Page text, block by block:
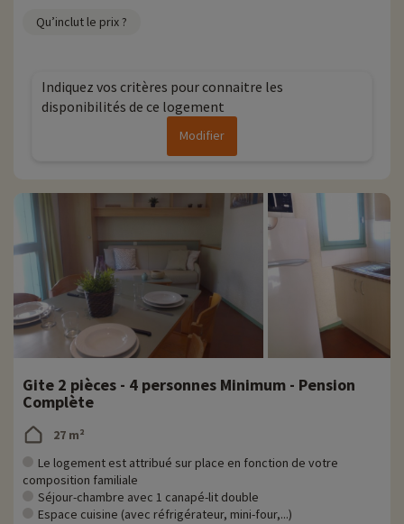
Qu’inclut le prix ?
Indiquez vos critères pour connaitre les
disponibilités de ce logement
Modifier
Gite 2 pièces - 4 personnes Minimum - Pension
Complète
27 m²
Le logement est attribué sur place en fonction de votre
composition familiale
Séjour-chambre avec 1 canapé-lit double
Espace cuisine (avec réfrigérateur, mini-four,...)